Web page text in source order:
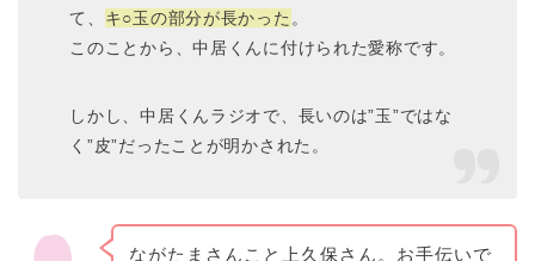
て、 キ○玉の部分が長かった 。
このことから、中居くんに付けられた愛称です。
しかし、中居くんラジオで、長いのは”玉”ではな
く”皮”だったことが明かされた。
ながたまさんこと上久保さん。お手伝いで